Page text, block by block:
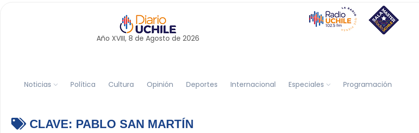
Año XVIII, 8 de Agosto de 2026
Noticias Política Cultura Opinión Deportes Internacional Especiales Programación
CLAVE: PABLO SAN MARTÍN